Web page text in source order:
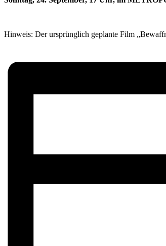
Hinweis: Der ursprünglich geplante Film